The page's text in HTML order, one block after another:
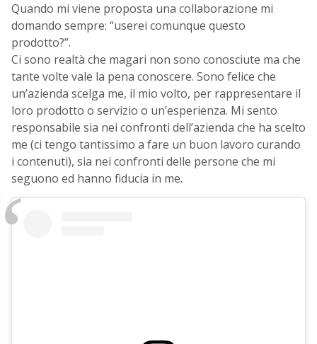
Quando mi viene proposta una collaborazione mi
domando sempre: “userei comunque questo
prodotto?”.
Ci sono realtà che magari non sono conosciute ma che
tante volte vale la pena conoscere. Sono felice che
un’azienda scelga me, il mio volto, per rappresentare il
loro prodotto o servizio o un’esperienza. Mi sento
responsabile sia nei confronti dell’azienda che ha scelto
me (ci tengo tantissimo a fare un buon lavoro curando
i contenuti), sia nei confronti delle persone che mi
seguono ed hanno fiducia in me.